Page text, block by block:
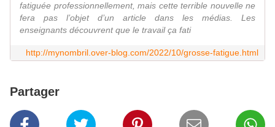
fatiguée professionnellement, mais cette terrible nouvelle ne
fera pas l’objet d’un article dans les médias. Les
enseignants découvrent que le travail ça fati
http://mynombril.over-blog.com/2022/10/grosse-fatigue.html
Partager